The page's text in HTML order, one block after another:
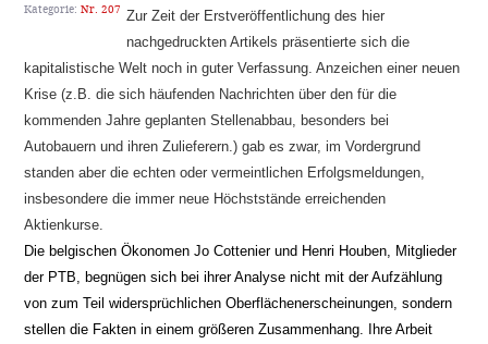
Kategorie:Nr. 207 Zur Zeit der Erstveröffentlichung des hier
nachgedruckten Artikels präsentierte sich die
kapitalistische Welt noch in guter Verfassung. Anzeichen einer neuen
Krise (z.B. die sich häufenden Nachrichten über den für die
kommenden Jahre geplanten Stellenabbau, besonders bei
Autobauern und ihren Zulieferern.) gab es zwar, im Vordergrund
standen aber die echten oder vermeintlichen Erfolgsmeldungen,
insbesondere die immer neue Höchststände erreichenden
Aktienkurse.
Die belgischen Ökonomen Jo Cottenier und Henri Houben, Mitglieder
der PTB, begnügen sich bei ihrer Analyse nicht mit der Aufzählung
von zum Teil widersprüchlichen Oberflächenerscheinungen, sondern
stellen die Fakten in einem größeren Zusammenhang. Ihre Arbeit